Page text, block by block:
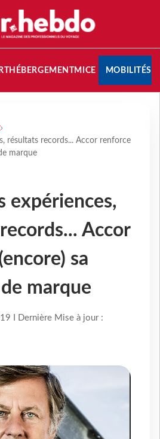
HÉBERGEMENTMICE MOBILITÉS
›
résultats records... Accor renforce
marque
expériences,
Accor
sa
marque
I Dernière Mise à jour :